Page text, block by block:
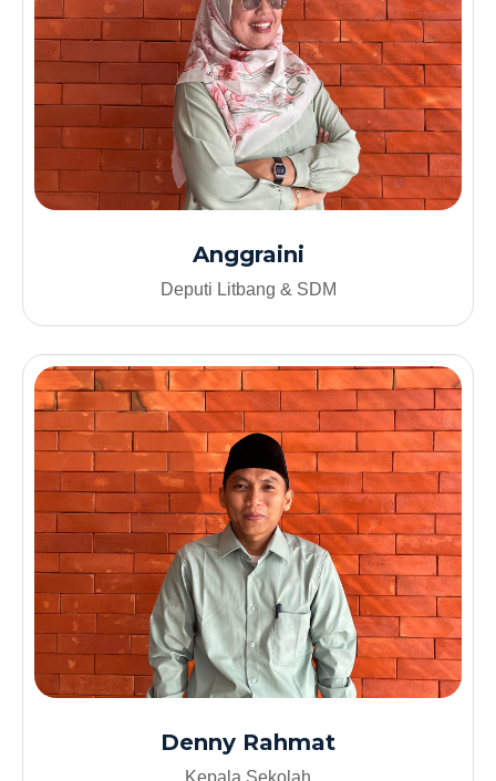
Anggraini
Deputi Litbang & SDM
Denny Rahmat
Kepala Sekolah